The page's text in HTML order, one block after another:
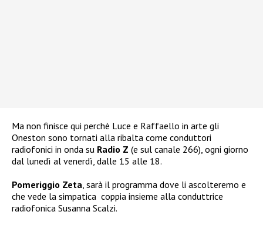
Ma non finisce qui perchè Luce e Raffaello in arte gli
Oneston sono tornati alla ribalta come conduttori
radiofonici in onda su Radio Z (e sul canale 266), ogni giorno
dal lunedì al venerdì, dalle 15 alle 18.
Pomeriggio Zeta, sarà il programma dove li ascolteremo e
che vede la simpatica coppia insieme alla conduttrice
radiofonica Susanna Scalzi.